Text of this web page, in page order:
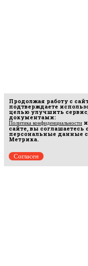
Продолжая работу с
подтверждаете
целью улучшить
документами:
Политика конфиденциальности и
сайте, вы
персональные данные
Метрика.
Согласен